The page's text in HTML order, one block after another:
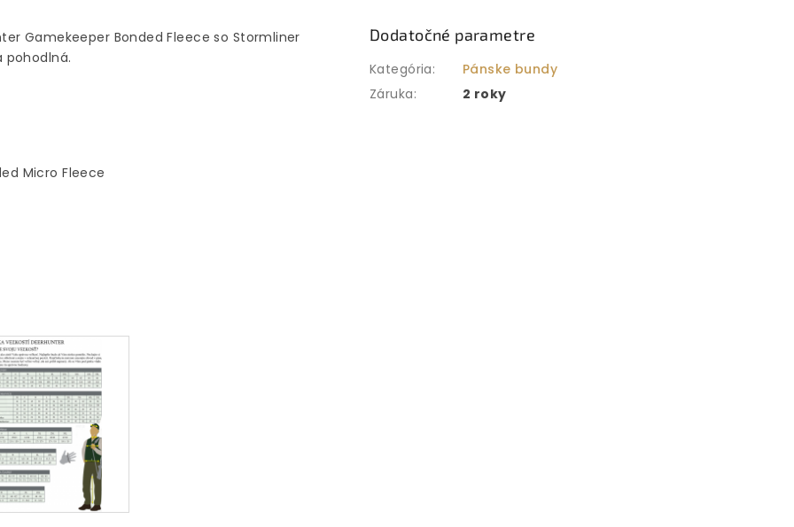
Gamekeeper Bonded Fleece so Stormliner
pohodlná.
Micro Fleece
Dodatočné parametre
Kategória:
Pánske bundy
Záruka: 2 roky